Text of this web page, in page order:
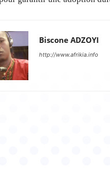
Biscone ADZOYI
http://www.afrikia.info